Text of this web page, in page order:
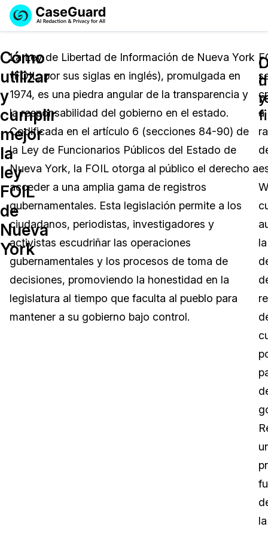
Licencia de CaseGuard Studio
Precios de Redacción a Pedido
Soluciones
Redacción de vídeos
Redacción de documentos
Redacción de audio
Redacción de imágenes
Transcripción y Traducción
Industrias
Cuerpos Policiales
Transportación
Educación
El Gobierno
Sector Jurídico
Servicios Financieros
Precios
Recursos
Artículos
Casos Practicos
Centro de Ayuda
Videoteca
Eventos
Demo
English
Español
Cómo
utilizar
y
cumplir
mejor
la
ley
FOIL
de
Nueva
York
La Ley de Libertad de Información de Nueva York
(FOIL, por sus siglas en inglés), promulgada en
1974, es una piedra angular de la transparencia y
la responsabilidad del gobierno en el estado.
Codificada en el artículo 6 (secciones 84-90) de
la Ley de Funcionarios Públicos del Estado de
Nueva York, la FOIL otorga al público el derecho a
acceder a una amplia gama de registros
gubernamentales. Esta legislación permite a los
ciudadanos, periodistas, investigadores y
activistas escudriñar las operaciones
gubernamentales y los procesos de toma de
decisiones, promoviendo la honestidad en la
legislatura al tiempo que faculta al pueblo para
mantener a su gobierno bajo control.
y
a
la
la